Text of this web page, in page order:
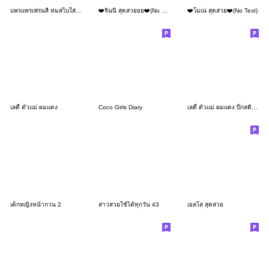
❤️โมเน่ สุดสวย❤️(No Text)
เลดี้ ตัวแม่ ผมแดง Coco Girls Diary เลดี้ ตัวแม่ ผมแดง บิ๊กสติกเกอร์
เด็กหญิงหน้ากวน 2 สาวสวยใช้ได้ทุกวัน 43 เยลโล่ สุดสวย